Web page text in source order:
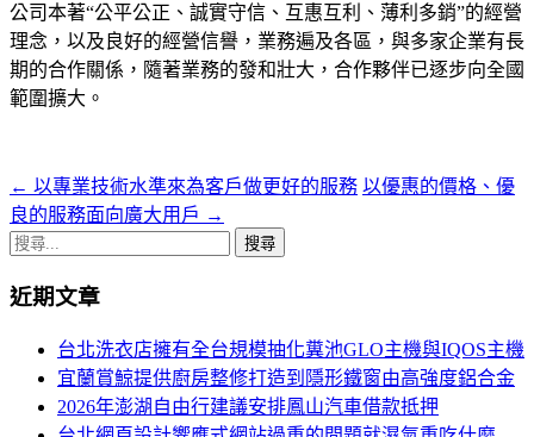
公司本著“公平公正、誠實守信、互惠互利、薄利多銷”的經營
理念，以及良好的經營信譽，業務遍及各區，與多家企業有長
期的合作關係，隨著業務的發和壯大，合作夥伴已逐步向全國
範圍擴大。
文
章
航
← 以專業技術水準來為客戶做更好的服務 以優惠的價格、優
良的服務面向廣大用戶 →
搜
關
近期文章
台北洗衣店擁有全台規模抽化糞池GLO主機與IQOS主機
宜蘭賞鯨提供廚房整修打造到隱形鐵窗由高強度鋁合金
2026年澎湖自由行建議安排鳳山汽車借款抵押